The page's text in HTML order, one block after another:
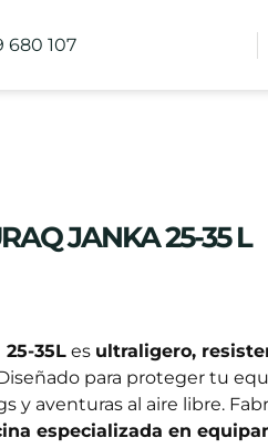
680 107
JANKA 25-35 L
35L es ultraligero,
para proteger tu
y aventuras al aire libre.
especializada en